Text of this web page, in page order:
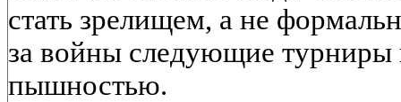
стать зрелищем, а не
за войны следующие турниры
пышностью.